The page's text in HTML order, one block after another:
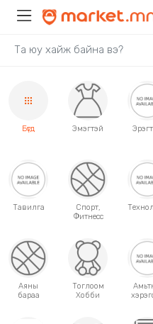
Бүгд Эмэгтэй
Тавилга
Спорт,
Фитнесс
Аяны
бараа
Тоглоом
Хобби